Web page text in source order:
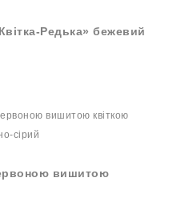
Редька» бежевий
вишитою